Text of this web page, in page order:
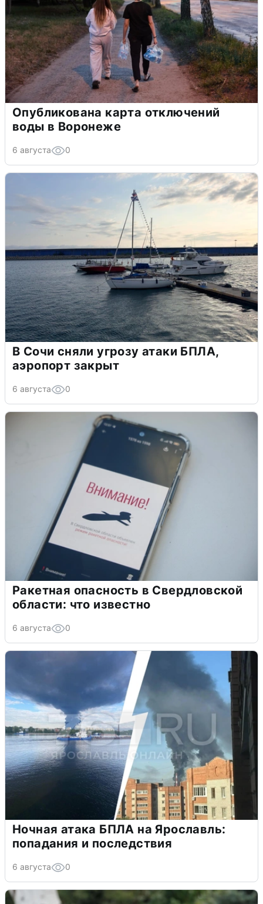
Опубликована карта отключений
воды в Воронеже
6 августа 0
В Сочи сняли угрозу атаки БПЛА,
аэропорт закрыт
6 августа 0
Ракетная опасность в Свердловской
области: что известно
6 августа 0
Ночная атака БПЛА на Ярославль:
попадания и последствия
6 августа 0